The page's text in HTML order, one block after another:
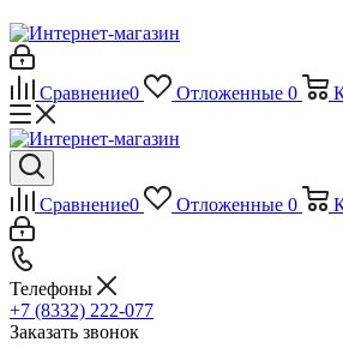
Сравнение0 Отложенные 0
Сравнение0 Отложенные 0
Телефоны
+7 (8332) 222-077
Заказать звонок